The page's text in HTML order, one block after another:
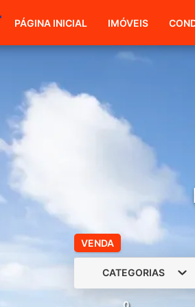
PÁGINA INICIAL IMÓVEIS
VENDA
CATEGORIAS
0